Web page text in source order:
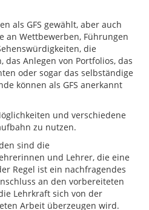
als GFS gewählt, aber auch
an Wettbewerben, Führungen
die
das Anlegen von Portfolios, das
oder sogar das selbständige
können als GFS anerkannt
und verschiedene
zu nutzen.
sind die
und Lehrer, die eine
Regel ist ein nachfragendes
an den vorbereiteten
Lehrkraft sich von der
Arbeit überzeugen wird.